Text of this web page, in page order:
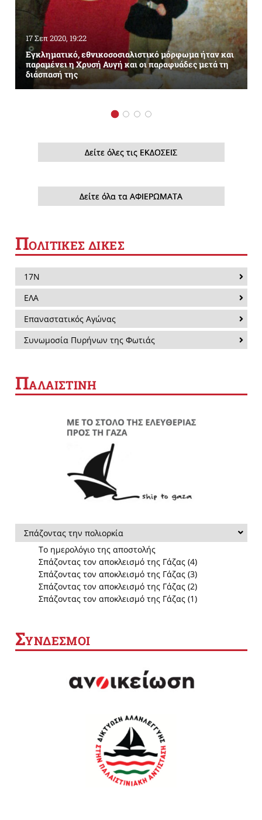
17 Σεπ 2020, 19:22
Εγκληματικό, εθνικοσοσιαλιστικό μόρφωμα ήταν και
παραμένει η Χρυσή Αυγή και οι παραφυάδες μετά τη
διάσπασή της
Δείτε όλες τις ΕΚΔΟΣΕΙΣ
Δείτε όλα τα ΑΦΙΕΡΩΜΑΤΑ
ΠΟΛΙΤΙΚΕΣ ΔΙΚΕΣ
17Ν
ΕΛΑ
Επαναστατικός Αγώνας
Συνωμοσία Πυρήνων της Φωτιάς
ΠΑΛΑΙΣΤΙΝΗ
Σπάζοντας την πολιορκία
Το ημερολόγιο της αποστολής
Σπάζοντας τον αποκλεισμό της Γάζας (4)
Σπάζοντας τον αποκλεισμό της Γάζας (3)
Σπάζοντας τον αποκλεισμό της Γάζας (2)
Σπάζοντας τον αποκλεισμό της Γάζας (1)
ΣΥΝΔΕΣΜΟΙ